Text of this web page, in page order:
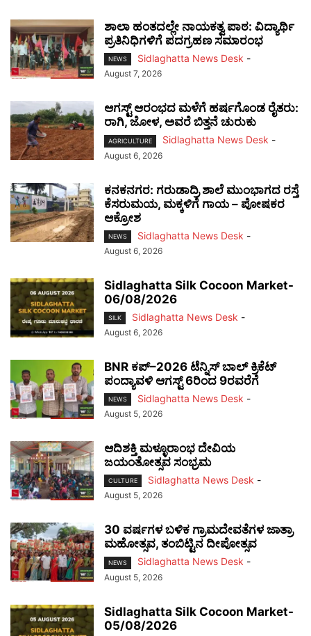
ಶಾಲಾ ಹಂತದಲ್ಲೇ ನಾಯಕತ್ವ ಪಾಠ: ವಿದ್ಯಾರ್ಥಿ
ಪ್ರತಿನಿಧಿಗಳಿಗೆ ಪದಗ್ರಹಣ ಸಮಾರಂಭ
NEWS Sidlaghatta News Desk -
August 7, 2026
ಆಗಸ್ಟ್ ಆರಂಭದ ಮಳೆಗೆ ಹರ್ಷಗೊಂಡ ರೈತರು:
ರಾಗಿ, ಜೋಳ, ಅವರೆ ಬಿತ್ತನೆ ಚುರುಕು
AGRICULTURE Sidlaghatta News Desk -
August 6, 2026
ಕನಕನಗರ: ಗರುಡಾದ್ರಿ ಶಾಲೆ ಮುಂಭಾಗದ ರಸ್ತೆ
ಕೆಸರುಮಯ, ಮಕ್ಕಳಿಗೆ ಗಾಯ – ಪೋಷಕರ
ಆಕ್ರೋಶ
NEWS Sidlaghatta News Desk -
August 6, 2026
Sidlaghatta Silk Cocoon Market-
06/08/2026
SILK Sidlaghatta News Desk -
August 6, 2026
BNR ಕಪ್–2026 ಟೆನ್ನಿಸ್ ಬಾಲ್ ಕ್ರಿಕೆಟ್
ಪಂದ್ಯಾವಳಿ ಆಗಸ್ಟ್ 6ರಿಂದ 9ರವರೆಗೆ
NEWS Sidlaghatta News Desk -
August 5, 2026
ಆದಿಶಕ್ತಿ ಮಳ್ಳೂರಾಂಭ ದೇವಿಯ
ಜಯಂತೋತ್ಸವ ಸಂಭ್ರಮ
CULTURE Sidlaghatta News Desk -
August 5, 2026
30 ವರ್ಷಗಳ ಬಳಿಕ ಗ್ರಾಮದೇವತೆಗಳ ಜಾತ್ರಾ
ಮಹೋತ್ಸವ, ತಂಬಿಟ್ಟಿನ ದೀಪೋತ್ಸವ
NEWS Sidlaghatta News Desk -
August 5, 2026
Sidlaghatta Silk Cocoon Market-
05/08/2026